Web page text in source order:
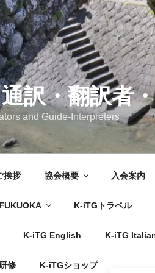
訳・翻訳者
and Guide-Interpreters
挨拶 協会概要 入会案内
K-iTGトラベル
K-iTG English K-iTG
修 K-iTGショップ